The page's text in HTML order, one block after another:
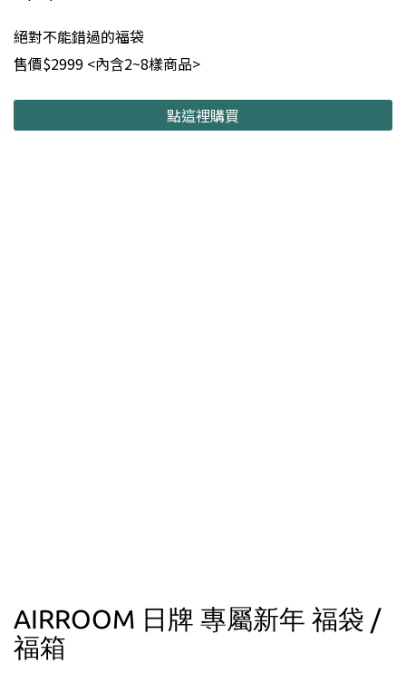
絕對不能錯過的福袋
售價$2999 <內含2~8樣商品>
點這裡購買
AIRROOM 日牌 專屬新年 福袋 /
福箱